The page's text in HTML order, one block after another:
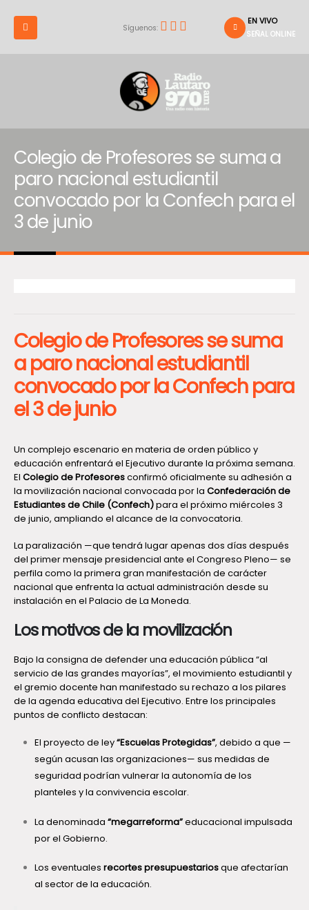
Síguenos:
EN VIVO
SEÑAL ONLINE
Colegio de Profesores se suma a
paro nacional estudiantil
convocado por la Confech para el
3 de junio
Colegio de Profesores se suma
a paro nacional estudiantil
convocado por la Confech para
el 3 de junio
Un complejo escenario en materia de orden público y
educación enfrentará el Ejecutivo durante la próxima semana.
El Colegio de Profesoresconfirmó oficialmente su adhesión a
la movilización nacional convocada por la Confederación de
Estudiantes de Chile (Confech)para el próximo miércoles 3
de junio, ampliando el alcance de la convocatoria.
La paralización —que tendrá lugar apenas dos días después
del primer mensaje presidencial ante el Congreso Pleno— se
perfila como la primera gran manifestación de carácter
nacional que enfrenta la actual administración desde su
instalación en el Palacio de La Moneda.
Los motivos de la movilización
Bajo la consigna de defender una educación pública “al
servicio de las grandes mayorías”, el movimiento estudiantil y
el gremio docente han manifestado su rechazo a los pilares
de la agenda educativa del Ejecutivo. Entre los principales
puntos de conflicto destacan:
El proyecto de ley“Escuelas Protegidas”, debido a que —
según acusan las organizaciones— sus medidas de
seguridad podrían vulnerar la autonomía de los
planteles y la convivencia escolar.
La denominada “megarreforma”educacional impulsada
por el Gobierno.
Los eventuales recortes presupuestariosque afectarían
al sector de la educación.